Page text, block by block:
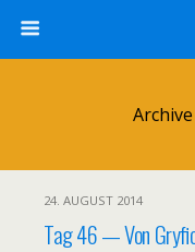
24. AUGUST 2014
Tag 46 — Von